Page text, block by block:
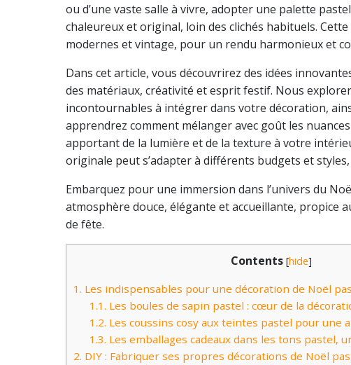
ou d’une vaste salle à vivre, adopter une palette
chaleureux et original, loin des clichés habituels.
modernes et vintage, pour un rendu harmonieux et
Dans cet article, vous découvrirez des idées
des matériaux, créativité et esprit festif. Nous
incontournables à intégrer dans votre décoration,
apprendrez comment mélanger avec goût les
apportant de la lumière et de la texture à votre
originale peut s’adapter à différents budgets et
Embarquez pour une immersion dans l’univers du
atmosphère douce, élégante et accueillante, propice
de fête.
Contents [hide]
1. Les indispensables pour une décoration de Noël
1.1. Les boules de sapin pastel : cœur de la
1.2. Les coussins cosy aux teintes pastel pour une
1.3. Les emballages cadeaux dans les tons pastel,
2. DIY : Fabriquer ses propres décorations de Noël